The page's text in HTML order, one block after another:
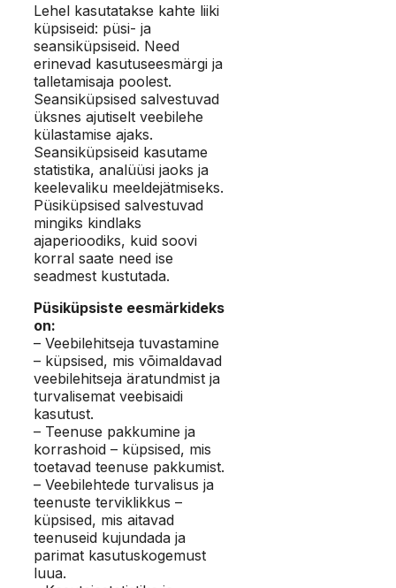
Lehel kasutatakse kahte liiki
küpsiseid: püsi- ja
seansiküpsiseid. Need
erinevad kasutuseesmärgi ja
talletamisaja poolest.
Seansiküpsised salvestuvad
üksnes ajutiselt veebilehe
külastamise ajaks.
Seansiküpsiseid kasutame
statistika, analüüsi jaoks ja
keelevaliku meeldejätmiseks.
Püsiküpsised salvestuvad
mingiks kindlaks
ajaperioodiks, kuid soovi
korral saate need ise
seadmest kustutada.
Püsiküpsiste eesmärkideks
on:
– Veebilehitseja tuvastamine
– küpsised, mis võimaldavad
veebilehitseja äratundmist ja
turvalisemat veebisaidi
kasutust.
– Teenuse pakkumine ja
korrashoid – küpsised, mis
toetavad teenuse pakkumist.
– Veebilehtede turvalisus ja
teenuste terviklikkus –
küpsised, mis aitavad
teenuseid kujundada ja
parimat kasutuskogemust
luua.